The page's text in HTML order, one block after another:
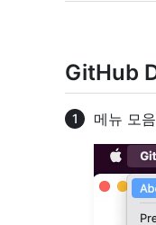
GitHub
메뉴 모